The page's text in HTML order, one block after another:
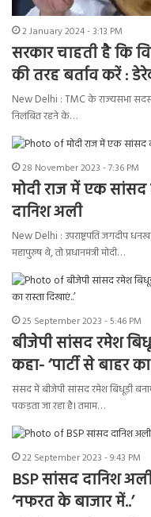
2 January 2024 - 3:13 PM
सरकार चाहती है कि
की तरह बर्ताव करें :
New Delhi : TMC के राज्यसभा
निलंबित रहने के…
28 November 2023 - 7:36 PM
मोदी राज में एक
दानिश अली
New Delhi : उपराष्ट्रपति जगदीप
महापुरुष थे, तो प्रधानमंत्री मोदी…
25 September 2023 - 5:46 PM
बीजेपी सांसद रमेश
कहा- ‘पार्टी से बाहर
संसद में बीजेपी सांसद रमेश बिधूड़ी
पकड़ता जा रहा है। तमाम…
22 September 2023 - 9:43 PM
BSP सांसद दानिश
‘नफरत के बाजार में..’